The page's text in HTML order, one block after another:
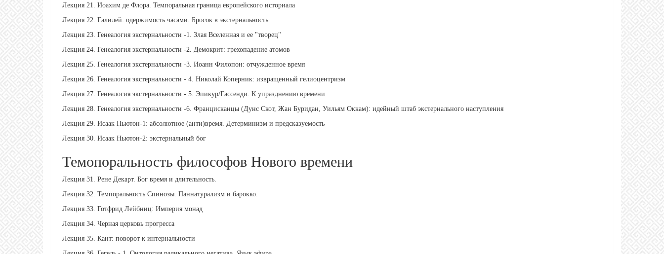
Лекция 21. Иоахим де Флора. Темпоральная граница европейского историала
Лекция 22. Галилей: одержимость часами. Бросок в экстернальность
Лекция 23. Генеалогия экстернальности -1. Злая Вселенная и ее "творец"
Лекция 24. Генеалогия экстернальности -2. Демокрит: грехопадение атомов
Лекция 25. Генеалогия экстернальности -3. Иоанн Филопон: отчужденное время
Лекция 26. Генеалогия экстернальности - 4. Николай Коперник: извращенный гелиоцентризм
Лекция 27. Генеалогия экстернальности - 5. Эпикур/Гассенди. К упразднению времени
Лекция 28. Генеалогия экстернальности -6. Францисканцы (Дунс Скот, Жан Буридан, Уильям Оккам): идейный штаб экстернального наступления
Лекция 29. Исаак Ньютон-1: абсолютное (анти)время. Детерминизм и предсказуемость
Лекция 30. Исаак Ньютон-2: экстернальный бог
Темопоральность философов Нового времени
Лекция 31. Рене Декарт. Бог время и длительность.
Лекция 32. Темпоральность Спинозы. Паннатурализм и барокко.
Лекция 33. Готфрид Лейбниц: Империя монад
Лекция 34. Черная церковь прогресса
Лекция 35. Кант: поворот к интернальности